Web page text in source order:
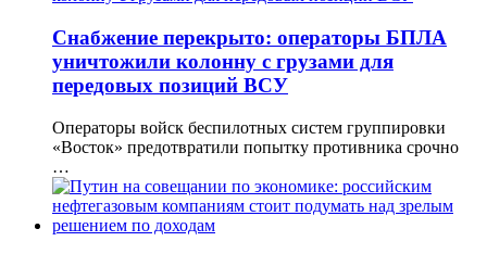
Снабжение перекрыто: операторы БПЛА
уничтожили колонну с грузами для
передовых позиций ВСУ
Операторы войск беспилотных систем группировки
«Восток» предотвратили попытку противника срочно
…